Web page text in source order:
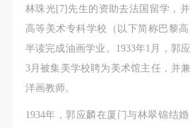
林珠光[7]先生的资助去法国留学，
高等美术专科学校（以下简称巴黎
半读完成油画学业。1933年1月，郭
3月被集美学校聘为美术馆主任，并
洋画教师。
1934年，郭应麟在厦门与林翠锦结